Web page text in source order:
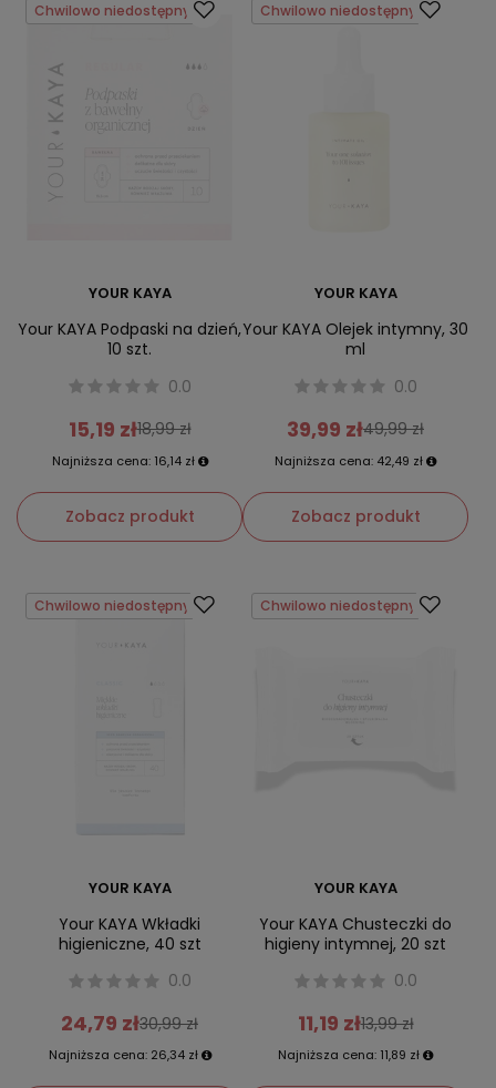
Chwilowo niedostępny
YOUR KAYA
Your KAYA Podpaski na dzień,
10 szt.
0.0
15,19 zł18,99 zł
Najniższa cena: 16,14 zł
Zobacz produkt
Chwilowo niedostępny
YOUR KAYA
Your KAYA Olejek intymny, 30
ml
0.0
39,99 zł49,99 zł
Najniższa cena: 42,49 zł
Zobacz produkt
Chwilowo niedostępny
YOUR KAYA
Your KAYA Wkładki
higieniczne, 40 szt
0.0
24,79 zł30,99 zł
Najniższa cena: 26,34 zł
Chwilowo niedostępny
YOUR KAYA
Your KAYA Chusteczki do
higieny intymnej, 20 szt
0.0
11,19 zł13,99 zł
Najniższa cena: 11,89 zł